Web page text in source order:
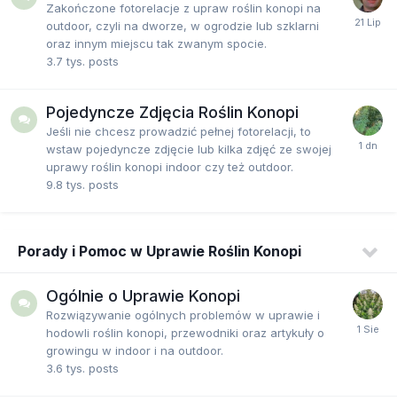
Zakończone fotorelacje z upraw roślin konopi na
outdoor, czyli na dworze, w ogrodzie lub szklarni
oraz innym miejscu tak zwanym spocie.
3.7 tys. posts
Pojedyncze Zdjęcia Roślin Konopi
Jeśli nie chcesz prowadzić pełnej fotorelacji, to
wstaw pojedyncze zdjęcie lub kilka zdjęć ze swojej
uprawy roślin konopi indoor czy też outdoor.
9.8 tys. posts
Porady i Pomoc w Uprawie Roślin Konopi
Ogólnie o Uprawie Konopi
Rozwiązywanie ogólnych problemów w uprawie i
hodowli roślin konopi, przewodniki oraz artykuły o
growingu w indoor i na outdoor.
3.6 tys. posts